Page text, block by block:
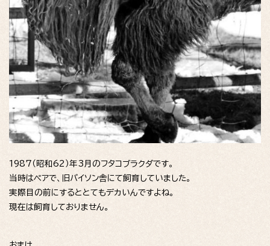
1987（昭和62）年3月のフタコブラクダです。
当時はペアで、旧バイソン舎にて飼育していました。
実際目の前にするととてもデカいんですよね。
現在は飼育しておりません。